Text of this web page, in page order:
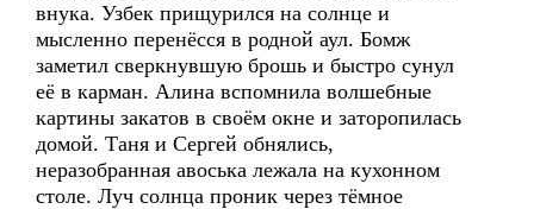
внука. Узбек прищурился на солнце и
мысленно перенёсся в родной аул. Бомж
заметил сверкнувшую брошь и быстро сунул
её в карман. Алина вспомнила волшебные
картины закатов в своём окне и заторопилась
домой. Таня и Сергей обнялись,
неразобранная авоська лежала на кухонном
столе. Луч солнца проник через тёмное